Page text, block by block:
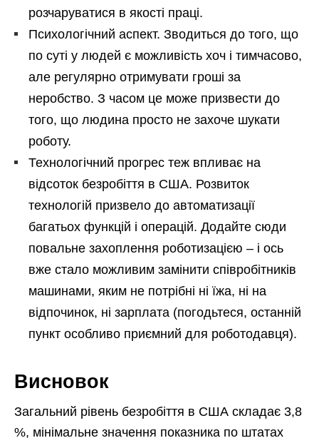
розчаруватися в якості праці.
Психологічний аспект. Зводиться до того, що
по суті у людей є можливість хоч і тимчасово,
але регулярно отримувати гроші за
неробство. З часом це може призвести до
того, що людина просто не захоче шукати
роботу.
Технологічний прогрес теж впливає на
відсоток безробіття в США. Розвиток
технологій призвело до автоматизації
багатьох функцій і операцій. Додайте сюди
повальне захоплення роботизацією – і ось
вже стало можливим замінити співробітників
машинами, яким не потрібні ні їжа, ні на
відпочинок, ні зарплата (погодьтеся, останній
пункт особливо приємний для роботодавця).
Висновок
Загальний рівень безробіття в США складає 3,8
%, мінімальне значення показника по штатах